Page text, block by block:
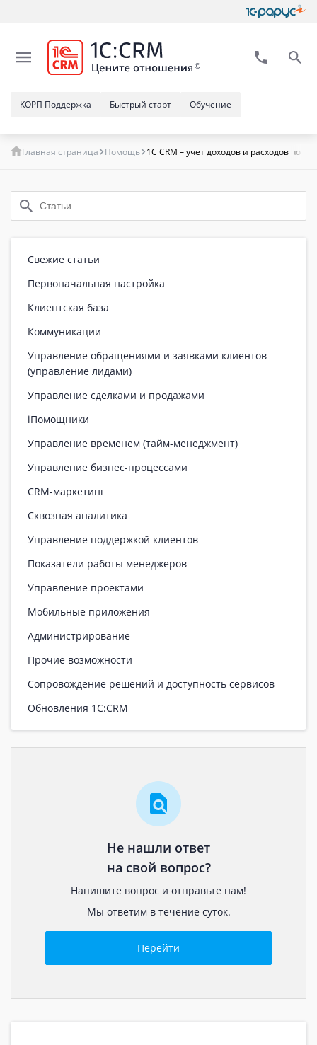
Обучение
Быстрый старт
КОРП Поддержка
Главная страница Помощь 1C CRM – учет доходов и расходов по
Свежие статьи
Первоначальная настройка
Клиентская база
Коммуникации
Управление обращениями и заявками клиентов
(управление лидами)
Управление сделками и продажами
iПомощники
Управление временем (тайм-менеджмент)
Управление бизнес-процессами
CRM-маркетинг
Сквозная аналитика
Управление поддержкой клиентов
Показатели работы менеджеров
Управление проектами
Мобильные приложения
Администрирование
Прочие возможности
Сопровождение решений и доступность сервисов
Обновления 1С:CRM
Не нашли ответ
на свой вопрос?
Напишите вопрос и отправьте нам!
Мы ответим в течение суток.
Перейти